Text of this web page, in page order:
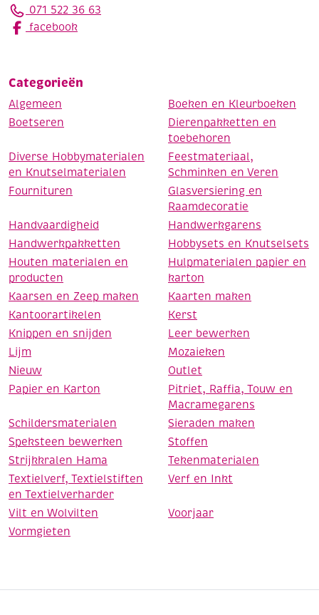
071 522 36 63
facebook
Categorieën
Algemeen
Boeken en Kleurboeken
Boetseren
Dierenpakketten en
toebehoren
Diverse Hobbymaterialen
en Knutselmaterialen
Feestmateriaal,
Schminken en Veren
Fournituren
Glasversiering en
Raamdecoratie
Handvaardigheid
Handwerkgarens
Handwerkpakketten
Hobbysets en Knutselsets
Houten materialen en
producten
Hulpmaterialen papier en
karton
Kaarsen en Zeep maken
Kaarten maken
Kantoorartikelen
Kerst
Knippen en snijden
Leer bewerken
Lijm
Mozaieken
Nieuw
Outlet
Papier en Karton
Pitriet, Raffia, Touw en
Macramegarens
Schildersmaterialen
Sieraden maken
Speksteen bewerken
Stoffen
Strijkkralen Hama
Tekenmaterialen
Textielverf, Textielstiften
en Textielverharder
Verf en Inkt
Vilt en Wolvilten
Voorjaar
Vormgieten